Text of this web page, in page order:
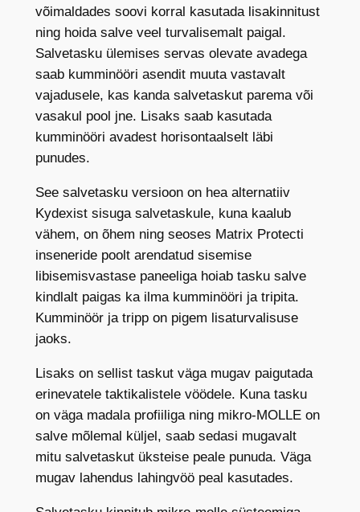
5
,
5
m
m
M
0
5
k
o
u
s
võimaldades soovi korral kasutada lisakinnitust
ning hoida salve veel turvalisemalt paigal.
Salvetasku ülemises servas olevate avadega
saab kumminööri asendit muuta vastavalt
vajadusele, kas kanda salvetaskut parema või
vasakul pool jne. Lisaks saab kasutada
kumminööri avadest horisontaalselt läbi
punudes.
See salvetasku versioon on hea alternatiiv
Kydexist sisuga salvetaskule, kuna kaalub
vähem, on õhem ning seoses Matrix Protecti
inseneride poolt arendatud sisemise
libisemisvastase paneeliga hoiab tasku salve
kindlalt paigas ka ilma kumminööri ja tripita.
Kumminöör ja tripp on pigem lisaturvalisuse
jaoks.
Lisaks on sellist taskut väga mugav paigutada
erinevatele taktikalistele vöödele. Kuna tasku
on väga madala profiiliga ning mikro-MOLLE on
salve mõlemal küljel, saab sedasi mugavalt
mitu salvetaskut üksteise peale punuda. Väga
mugav lahendus lahingvöö peal kasutades.